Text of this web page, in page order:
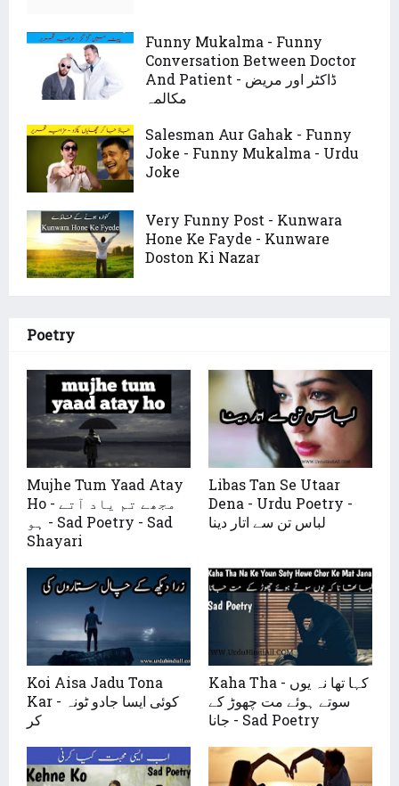
Funny Mukalma - Funny
Conversation Between Doctor
And Patient - ڈاکٹر اور مریض
مکالمہ
Salesman Aur Gahak - Funny
Joke - Funny Mukalma - Urdu
Joke
Very Funny Post - Kunwara
Hone Ke Fayde - Kunware
Doston Ki Nazar
Poetry
Mujhe Tum Yaad Atay
Ho - مجھے تم یاد آتے
ہو - Sad Poetry - Sad
Shayari
Libas Tan Se Utaar
Dena - Urdu Poetry -
لباس تن سے اتار دینا
Koi Aisa Jadu Tona
Kar - کوئی ایسا جادو ٹونہ
کر
Kaha Tha - کہا تھا نہ یوں
سوتے ہوئے مت چھوڑ کے
جانا - Sad Poetry